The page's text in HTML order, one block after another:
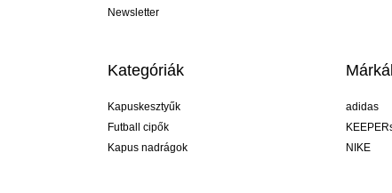
Newsletter
Kategóriák
Kapuskesztyűk
Futball cipők
Kapus nadrágok
adidas
NIKE